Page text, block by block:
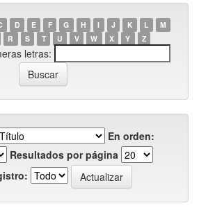
D E F G H I J K L
M
R S T U V W X Y Z
letras:
En orden:
Resultados por página